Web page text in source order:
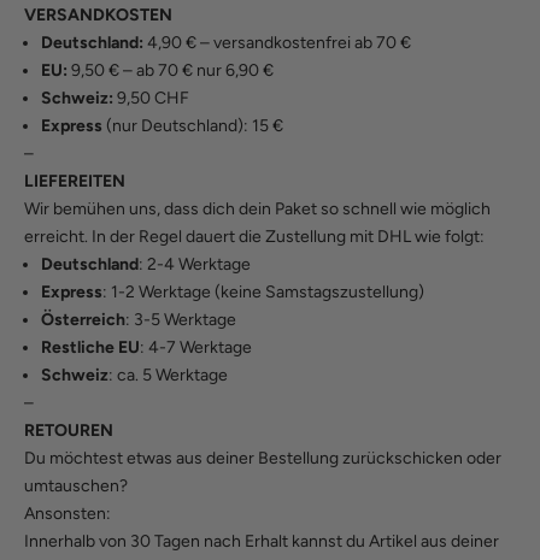
VERSANDKOSTEN
Deutschland: 4,90 € – versandkostenfrei ab 70 €
EU: 9,50 € – ab 70 € nur 6,90 €
Schweiz: 9,50 CHF
Express (nur Deutschland): 15 €
–
LIEFEREITEN
Wir bemühen uns, dass dich dein Paket so schnell wie möglich
erreicht. In der Regel dauert die Zustellung mit DHL wie folgt:
Deutschland: 2-4 Werktage
Express: 1-2 Werktage (keine Samstagszustellung)
Österreich: 3-5 Werktage
Restliche EU: 4-7 Werktage
Schweiz: ca. 5 Werktage
–
RETOUREN
Du möchtest etwas aus deiner Bestellung zurückschicken oder
umtauschen?
Ansonsten:
Innerhalb von 30 Tagen nach Erhalt kannst du Artikel aus deiner